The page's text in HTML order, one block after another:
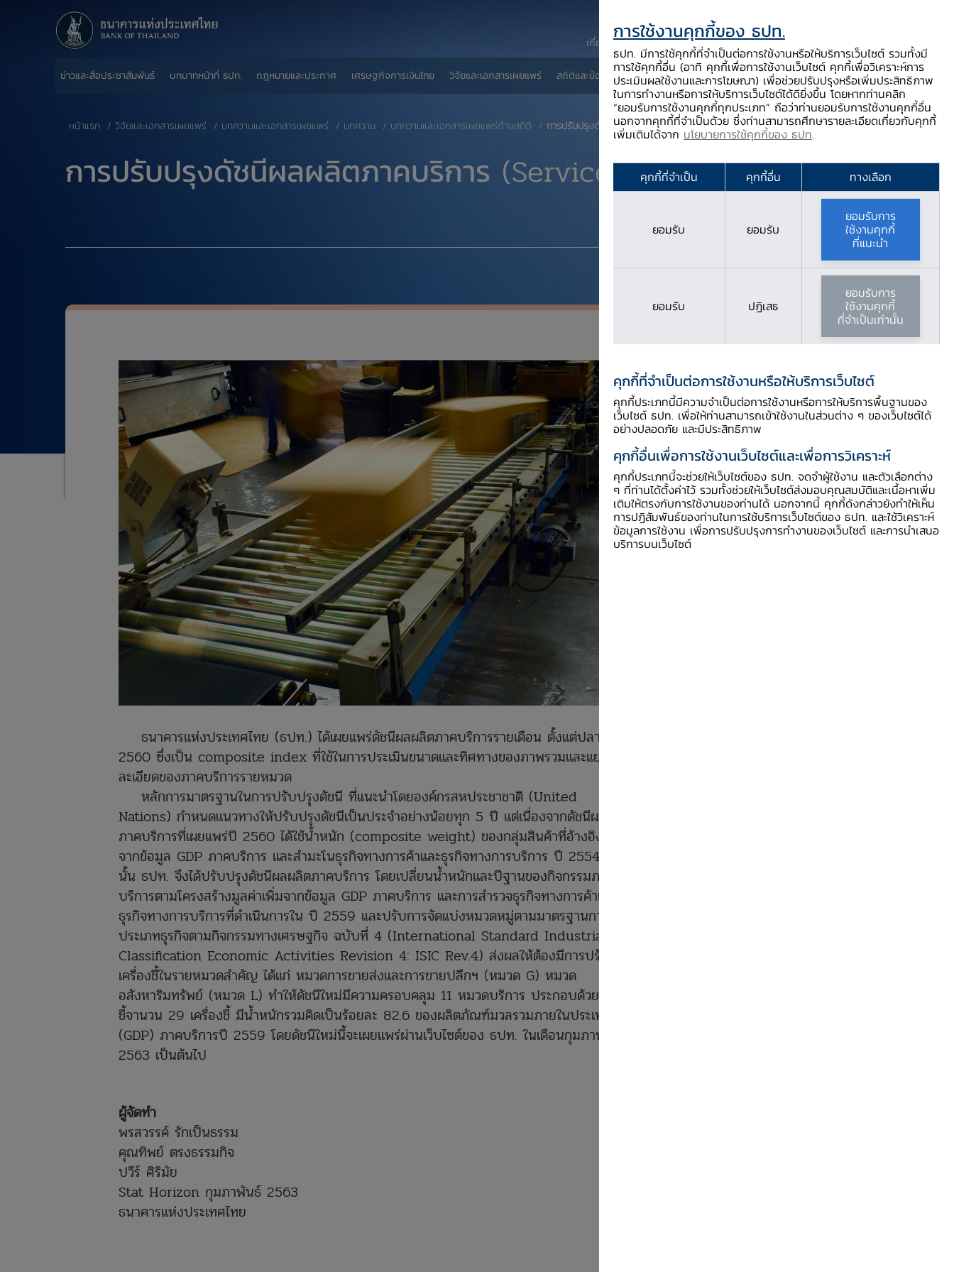
ข่าวและสื่อประชาสัมพันธ์ บทบาทหน้าที่ ธปท. กฎหมายและประกาศ เศรษฐกิจการเงินไทย วิจัยและเอกสารเผยแพร่ สถิติและข้อมูลเผยแพร่ บริการจาก ธปท. นวัตกรรมภาคการเงิน สตางค์ Story
เกี่ยวกับ ธปท. ติดต่อเรา ช่วยเหลือ / ร้องเรียน EN
หน้าแรก วิจัยและเอกสารเผยแพร่ บทความและเอกสารเผยแพร่ บทความ บทความและเอกสารเผยแพร่ด้านสถิติ การปรับปรุงดัชนีผลผลิตภาคบริการ (Service Production Index)
การปรับปรุงดัชนีผลผลิตภาคบริการ (Service Production Index)
ธนาคารแห่งประเทศไทย (ธปท.) ได้เผยแพร่ดัชนีผลผลิตภาคบริการรายเดือน ตั้งแต่ปลายปี
2560 ซึ่งเป็น composite index ที่ใช้ในการประเมินขนาดและทิศทางของภาพรวมและแยกราย
ละเอียดของภาคบริการรายหมวด
หลักการมาตรฐานในการปรับปรุงดัชนี ที่แนะนำโดยองค์กรสหประชาชาติ (United
Nations) กำหนดแนวทางให้ปรับปรุงดัชนีเป็นประจำอย่างน้อยทุก 5 ปี แต่เนื่องจากดัชนีผลผลิต
ภาคบริการที่เผยแพร่ปี 2560 ได้ใช้น้ำหนัก (composite weight) ของกลุ่มสินค้าที่อ้างอิงมา
จากข้อมูล GDP ภาคบริการ และสำมะโนธุรกิจทางการค้าและธุรกิจทางการบริการ ปี 2554 ดัง
นั้น ธปท. จึงได้ปรับปรุงดัชนีผลผลิตภาคบริการ โดยเปลี่ยนน้ำหนักและปีฐานของกิจกรรมภาค
บริการตามโครงสร้างมูลค่าเพิ่มจากข้อมูล GDP ภาคบริการ และการสำรวจธุรกิจทางการค้าและ
ธุรกิจทางการบริการที่ดำเนินการใน ปี 2559 และปรับการจัดแบ่งหมวดหมู่ตามมาตรฐานการจัด
ประเภทธุรกิจตามกิจกรรมทางเศรษฐกิจ ฉบับที่ 4 (International Standard Industrial
Classification Economic Activities Revision 4: ISIC Rev.4) ส่งผลให้ต้องมีการปรับปรุง
เครื่องชี้ในรายหมวดสำคัญ ได้แก่ หมวดการขายส่งและการขายปลีกฯ (หมวด G) หมวด
อสังหาริมทรัพย์ (หมวด L) ทำให้ดัชนีใหม่มีความครอบคลุม 11 หมวดบริการ ประกอบด้วยเครื่อง
ชี้จานวน 29 เครื่องชี้ มีน้ำหนักรวมคิดเป็นร้อยละ 82.6 ของผลิตภัณฑ์มวลรวมภายในประเทศ
(GDP) ภาคบริการปี 2559 โดยดัชนีใหม่นี้จะเผยแพร่ผ่านเว็บไซต์ของ ธปท. ในเดือนกุมภาพันธ์
2563 เป็นต้นไป
ผู้จัดทำ
พรสวรรค์ รักเป็นธรรม
คุณทิพย์ ตรงธรรมกิจ
ปวีร์ ศิริมัย
Stat Horizon กุมภาพันธ์ 2563
ธนาคารแห่งประเทศไทย
ดาวน์โหลดบทความฉบับเต็มได้ที่นี่
Download PDF
การใช้งานคุกกี้ของ ธปท.
ธปท. มีการใช้คุกกี้ที่จำเป็นต่อการใช้งานหรือให้บริการเว็บไซต์ รวมทั้งมี
การใช้คุกกี้อื่น (อาทิ คุกกี้เพื่อการใช้งานเว็บไซต์ คุกกี้เพื่อวิเคราะห์การ
ประเมินผลใช้งานและการโฆษณา) เพื่อช่วยปรับปรุงหรือเพิ่มประสิทธิภาพ
ในการทำงานหรือการให้บริการเว็บไซต์ได้ดียิ่งขึ้น โดยหากท่านคลิก
“ยอมรับการใช้งานคุกกี้ทุกประเภท” ถือว่าท่านยอมรับการใช้งานคุกกี้อื่น
นอกจากคุกกี้ที่จำเป็นด้วย ซึ่งท่านสามารถศึกษารายละเอียดเกี่ยวกับคุกกี้
เพิ่มเติมได้จาก นโยบายการใช้คุกกี้ของ ธปท.
คุกกี้ที่จำเป็น คุกกี้อื่น ทางเลือก
ยอมรับ ยอมรับ
ยอมรับการ
ใช้งานคุกกี้
ที่แนะนำ
ยอมรับ ปฏิเสธ
ยอมรับการ
ใช้งานคุกกี้
ที่จำเป็นเท่านั้น
คุกกี้ที่จำเป็นต่อการใช้งานหรือให้บริการเว็บไซต์
คุกกี้ประเภทนี้มีความจำเป็นต่อการใช้งานหรือการให้บริการพื้นฐานของ
เว็บไซต์ ธปท. เพื่อให้ท่านสามารถเข้าใช้งานในส่วนต่าง ๆ ของเว็บไซต์ได้
อย่างปลอดภัย และมีประสิทธิภาพ
คุกกี้อื่นเพื่อการใช้งานเว็บไซต์และเพื่อการวิเคราะห์
คุกกี้ประเภทนี้จะช่วยให้เว็บไซต์ของ ธปท. จดจำผู้ใช้งาน และตัวเลือกต่าง
ๆ ที่ท่านได้ตั้งค่าไว้ รวมทั้งช่วยให้เว็บไซต์ส่งมอบคุณสมบัติและเนื้อหาเพิ่ม
เติมให้ตรงกับการใช้งานของท่านได้ นอกจากนี้ คุกกี้ดังกล่าวยังทำให้เห็น
การปฏิสัมพันธ์ของท่านในการใช้บริการเว็บไซต์ของ ธปท. และใช้วิเคราะห์
ข้อมูลการใช้งาน เพื่อการปรับปรุงการทำงานของเว็บไซต์ และการนำเสนอ
บริการบนเว็บไซต์